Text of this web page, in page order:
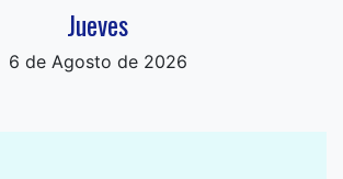
Jueves
6 de Agosto de 2026